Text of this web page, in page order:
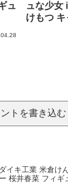
ュ
ュな少
けもつ
トを書き込む
ダイキ工業 米倉け
ー 桜井春菜 フィギ